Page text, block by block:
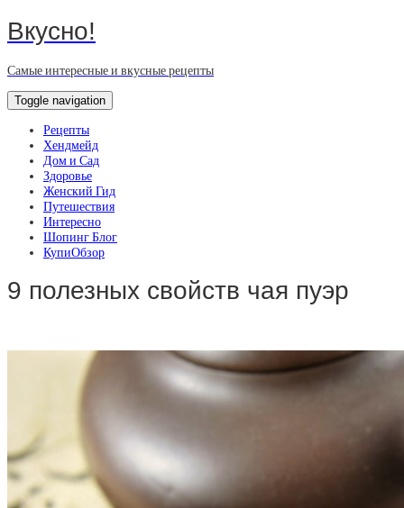
Вкусно!
Самые интересные и вкусные рецепты
Toggle navigation
Рецепты
Хендмейд
Дом и Сад
Здоровье
Женский Гид
Путешествия
Интересно
Шопинг Блог
КупиОбзор
9 полезных свойств чая пуэр